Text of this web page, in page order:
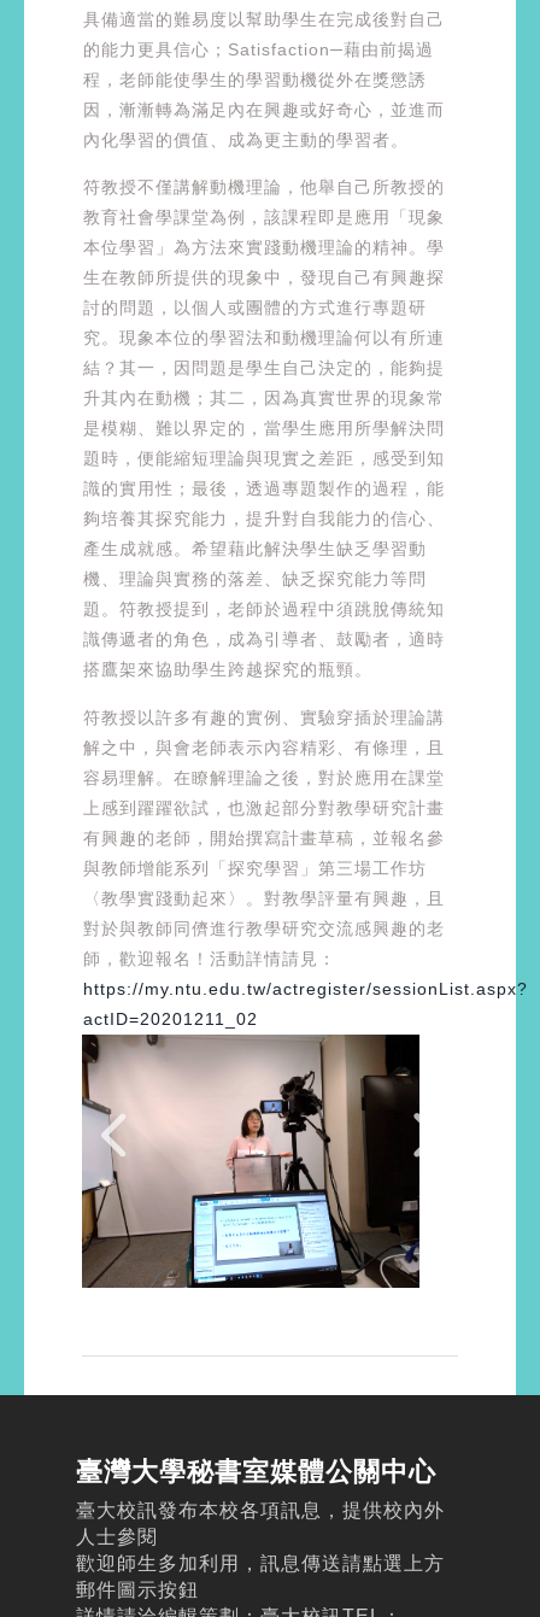
具備適當的難易度以幫助學生在完成後對自己
的能力更具信心；Satisfaction─藉由前揭過
程，老師能使學生的學習動機從外在獎懲誘
因，漸漸轉為滿足內在興趣或好奇心，並進而
內化學習的價值、成為更主動的學習者。
符教授不僅講解動機理論，他舉自己所教授的
教育社會學課堂為例，該課程即是應用「現象
本位學習」為方法來實踐動機理論的精神。學
生在教師所提供的現象中，發現自己有興趣探
討的問題，以個人或團體的方式進行專題研
究。現象本位的學習法和動機理論何以有所連
結？其一，因問題是學生自己決定的，能夠提
升其內在動機；其二，因為真實世界的現象常
是模糊、難以界定的，當學生應用所學解決問
題時，便能縮短理論與現實之差距，感受到知
識的實用性；最後，透過專題製作的過程，能
夠培養其探究能力，提升對自我能力的信心、
產生成就感。希望藉此解決學生缺乏學習動
機、理論與實務的落差、缺乏探究能力等問
題。符教授提到，老師於過程中須跳脫傳統知
識傳遞者的角色，成為引導者、鼓勵者，適時
搭鷹架來協助學生跨越探究的瓶頸。
符教授以許多有趣的實例、實驗穿插於理論講
解之中，與會老師表示內容精彩、有條理，且
容易理解。在瞭解理論之後，對於應用在課堂
上感到躍躍欲試，也激起部分對教學研究計畫
有興趣的老師，開始撰寫計畫草稿，並報名參
與教師增能系列「探究學習」第三場工作坊
〈教學實踐動起來〉。對教學評量有興趣，且
對於與教師同儕進行教學研究交流感興趣的老
師，歡迎報名！活動詳情請見：
https://my.ntu.edu.tw/actregister/sessionList.aspx?
actID=20201211_02
臺灣大學秘書室媒體公關中心
臺大校訊發布本校各項訊息，提供校內外
人士參閱
歡迎師生多加利用，訊息傳送請點選上方
郵件圖示按鈕